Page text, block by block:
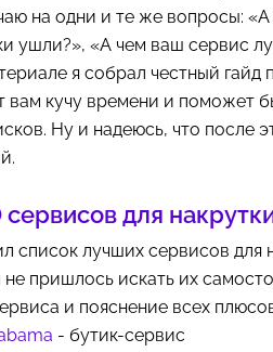
на одни и те же вопросы:
ушли?», «А чем ваш сервис
я собрал честный
вам кучу времени и поможет
Ну и надеюсь, что после
для
список лучших сервисов для
не пришлось искать их
и пояснение всех
- бутик-сервис